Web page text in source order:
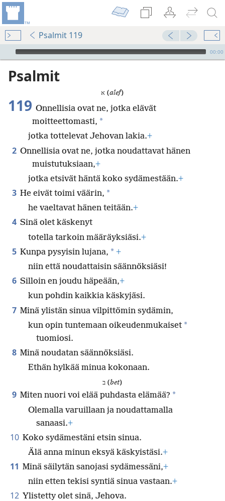
Psalmit 119
Audio Player
00:00
Psalmit
א (alef)
119 Onnellisia ovat ne, jotka elävät
moitteettomasti, *
jotka tottelevat Jehovan lakia.+
2 Onnellisia ovat ne, jotka noudattavat hänen
muistutuksiaan,+
jotka etsivät häntä koko sydämestään.+
3 He eivät toimi väärin, *
he vaeltavat hänen teitään.+
4 Sinä olet käskenyt
totella tarkoin määräyksiäsi.+
5 Kunpa pysyisin lujana, * +
niin että noudattaisin säännöksiäsi!
6 Silloin en joudu häpeään,+
kun pohdin kaikkia käskyjäsi.
7 Minä ylistän sinua vilpittömin sydämin,
kun opin tuntemaan oikeudenmukaiset *
tuomiosi.
8 Minä noudatan säännöksiäsi.
Ethän hylkää minua kokonaan.
ב (bet)
9 Miten nuori voi elää puhdasta elämää? *
Olemalla varuillaan ja noudattamalla
sanaasi.+
10 Koko sydämestäni etsin sinua.
Älä anna minun eksyä käskyistäsi.+
11 Minä säilytän sanojasi sydämessäni,+
niin etten tekisi syntiä sinua vastaan.+
12 Ylistetty olet sinä, Jehova.